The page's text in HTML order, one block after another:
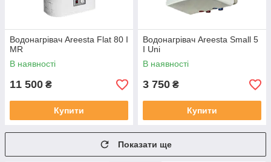
Водонагрівач Areesta Flat 80 I
MR
В наявності
11 500 ₴
Купити
Водонагрівач Areesta Small 5
I Uni
В наявності
3 750 ₴
Купити
Показати ще